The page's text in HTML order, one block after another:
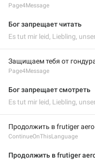
Page4Message
Бог запрещает читать
Es tut mir leid, Liebling,
Защищаем тебя от
Page4Message
Бог запрещает смотреть
Es tut mir leid, Liebling,
Продолжить в frutiger aero
ContinueOnThisLanguage
Продолжить в frutiger